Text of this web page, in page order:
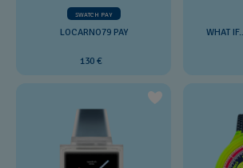
SWATCH PAY
LOCARNO79 PAY
130 €
WHAT